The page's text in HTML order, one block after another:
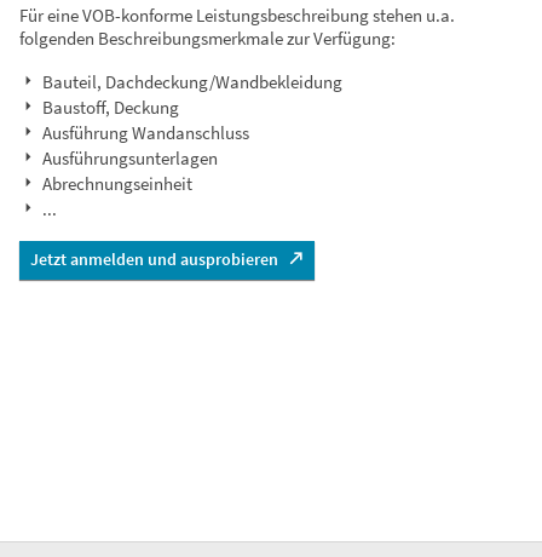
Für eine VOB-konforme Leistungsbeschreibung stehen u.a.
folgenden Beschreibungsmerkmale zur Verfügung:
Bauteil, Dachdeckung/Wandbekleidung
Baustoff, Deckung
Ausführung Wandanschluss
Ausführungsunterlagen
Abrechnungseinheit
...
Jetzt anmelden und ausprobieren